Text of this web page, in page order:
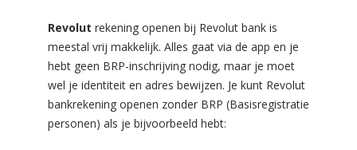
Revolut rekening openen bij Revolut bank is
meestal vrij makkelijk. Alles gaat via de app en je
hebt geen BRP-inschrijving nodig, maar je moet
wel je identiteit en adres bewijzen. Je kunt Revolut
bankrekening openen zonder BRP (Basisregistratie
personen) als je bijvoorbeeld hebt: